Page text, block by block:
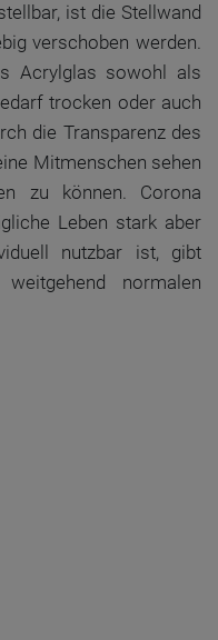
ist die Stellwand
verschoben werden.
Acrylglas sowohl als
trocken oder auch
die Transparenz des
Mitmenschen sehen
zu können. Corona
Leben stark aber
nutzbar ist, gibt
normalen